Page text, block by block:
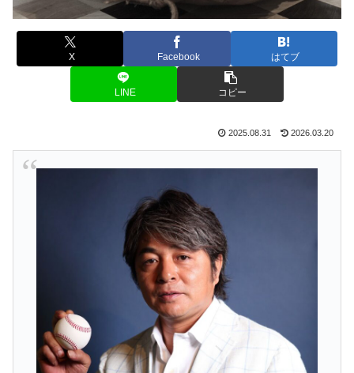
X Facebook はてブ
LINE コピー
2025.08.31 2026.03.20